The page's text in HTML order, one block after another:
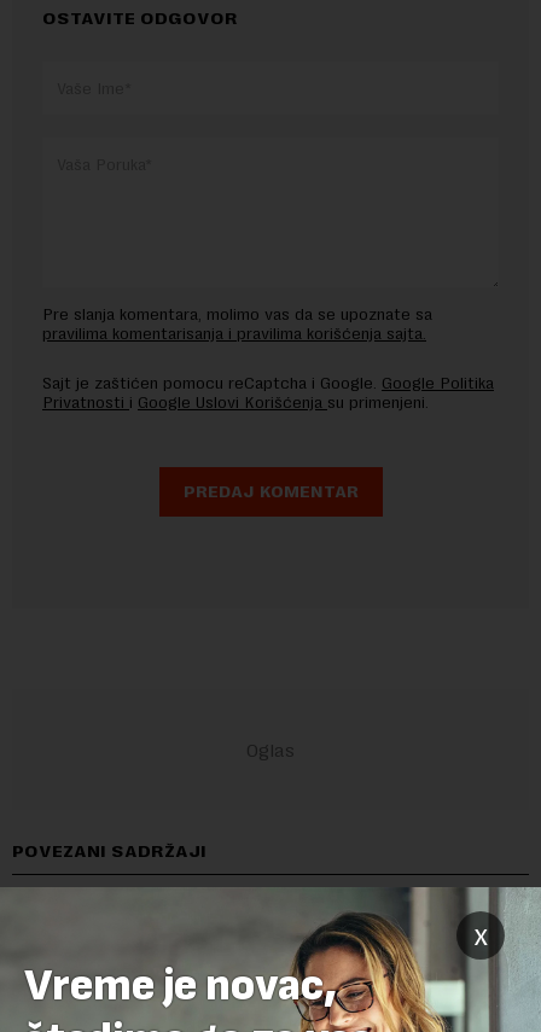
OSTAVITE ODGOVOR
Pre slanja komentara, molimo vas da se upoznate sa
pravilima komentarisanja i pravilima korišćenja sajta.
Sajt je zaštićen pomocu reCaptcha i Google. Google Politika
Privatnosti i Google Uslovi Korišćenja su primenjeni.
POVEZANI SADRŽAJI
x
Vreme je novac,